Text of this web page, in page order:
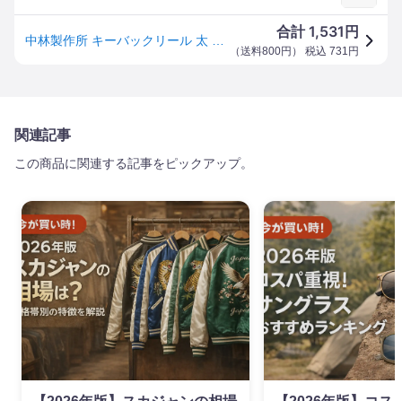
合計1,531 円
（送料800円 ） 税込 731 円
関連記事
この商品に関連する記事をピックアップ。